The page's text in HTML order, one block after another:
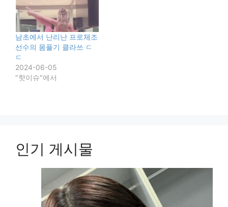
남초에서 난리난 프로체조
선수의 몸풀기 클라쓰 ㄷ
ㄷ
2024-06-05
"핫이슈"에서
인기 게시물